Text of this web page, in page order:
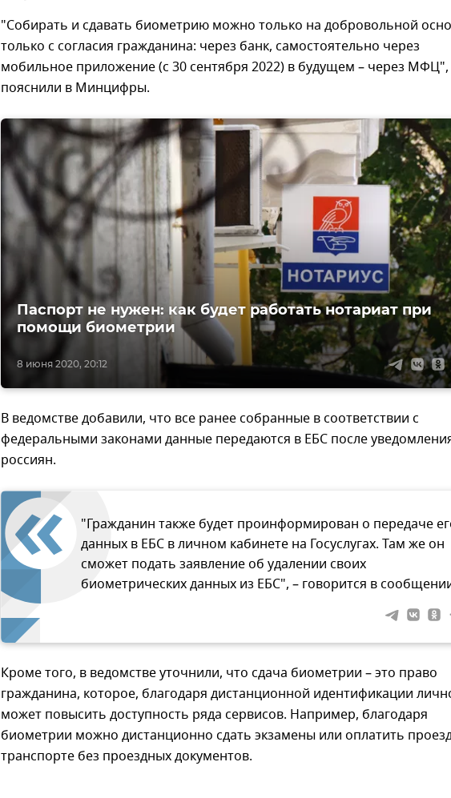
"Собирать и сдавать биометрию можно только на добровольной
только с согласия гражданина: через банк, самостоятельно через
мобильное приложение (с 30 сентября 2022) в будущем – через МФЦ",
пояснили в Минцифры.
8 июня 2020, 20:12
Паспорт не нужен: как будет работать нотариат при
помощи биометрии
В ведомстве добавили, что все ранее собранные в соответствии с
федеральными законами данные передаются в ЕБС после
россиян.
"Гражданин также будет проинформирован о передаче
данных в ЕБС в личном кабинете на Госуслугах. Там же он
сможет подать заявление об удалении своих
биометрических данных из ЕБС", – говорится в
Кроме того, в ведомстве уточнили, что сдача биометрии – это право
гражданина, которое, благодаря дистанционной идентификации
может повысить доступность ряда сервисов. Например, благодаря
биометрии можно дистанционно сдать экзамены или оплатить
транспорте без проездных документов.